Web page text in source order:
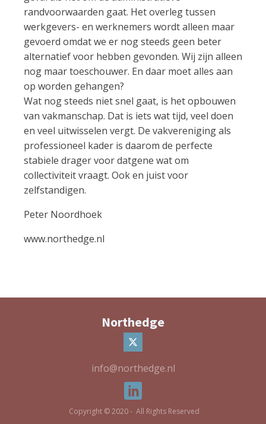
randvoorwaarden gaat. Het overleg tussen
werkgevers- en werknemers wordt alleen maar
gevoerd omdat we er nog steeds geen beter
alternatief voor hebben gevonden. Wij zijn alleen
nog maar toeschouwer. En daar moet alles aan
op worden gehangen?
Wat nog steeds niet snel gaat, is het opbouwen
van vakmanschap. Dat is iets wat tijd, veel doen
en veel uitwisselen vergt. De vakvereniging als
professioneel kader is daarom de perfecte
stabiele drager voor datgene wat om
collectiviteit vraagt. Ook en juist voor
zelfstandigen.
Peter Noordhoek
www.northedge.nl
Northedge
info@northedge.nl
Copyright © 2020 - All Rights Reserved